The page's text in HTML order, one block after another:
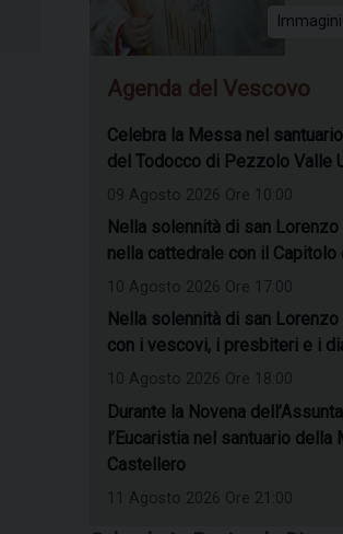
Immagini
Agenda del Vescovo
Celebra la Messa nel
del Todocco di Pezzolo Valle
09 Agosto 2026 Ore 10:00
Nella solennità di san
nella cattedrale con il Capitolo
10 Agosto 2026 Ore 17:00
Nella solennità di san
con i vescovi, i presbiteri e i
10 Agosto 2026 Ore 18:00
Durante la Novena
l’Eucaristia nel santuario della
Castellero
11 Agosto 2026 Ore 21:00